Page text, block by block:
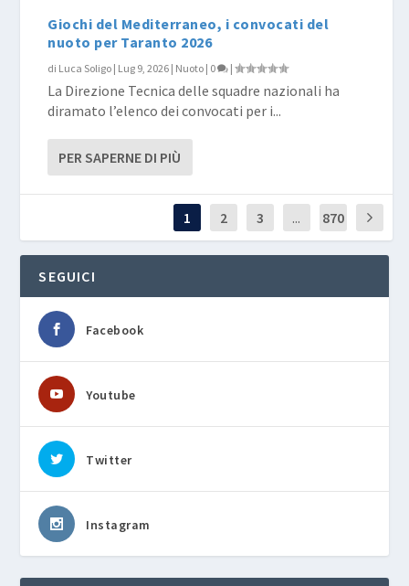
Giochi del Mediterraneo, i convocati del
nuoto per Taranto 2026
di Luca Soligo | Lug 9, 2026 | Nuoto | 0 |
La Direzione Tecnica delle squadre nazionali ha
diramato l’elenco dei convocati per i...
PER SAPERNE DI PIÙ
1 2 3 ... 870
SEGUICI
Facebook
Youtube
Twitter
Instagram